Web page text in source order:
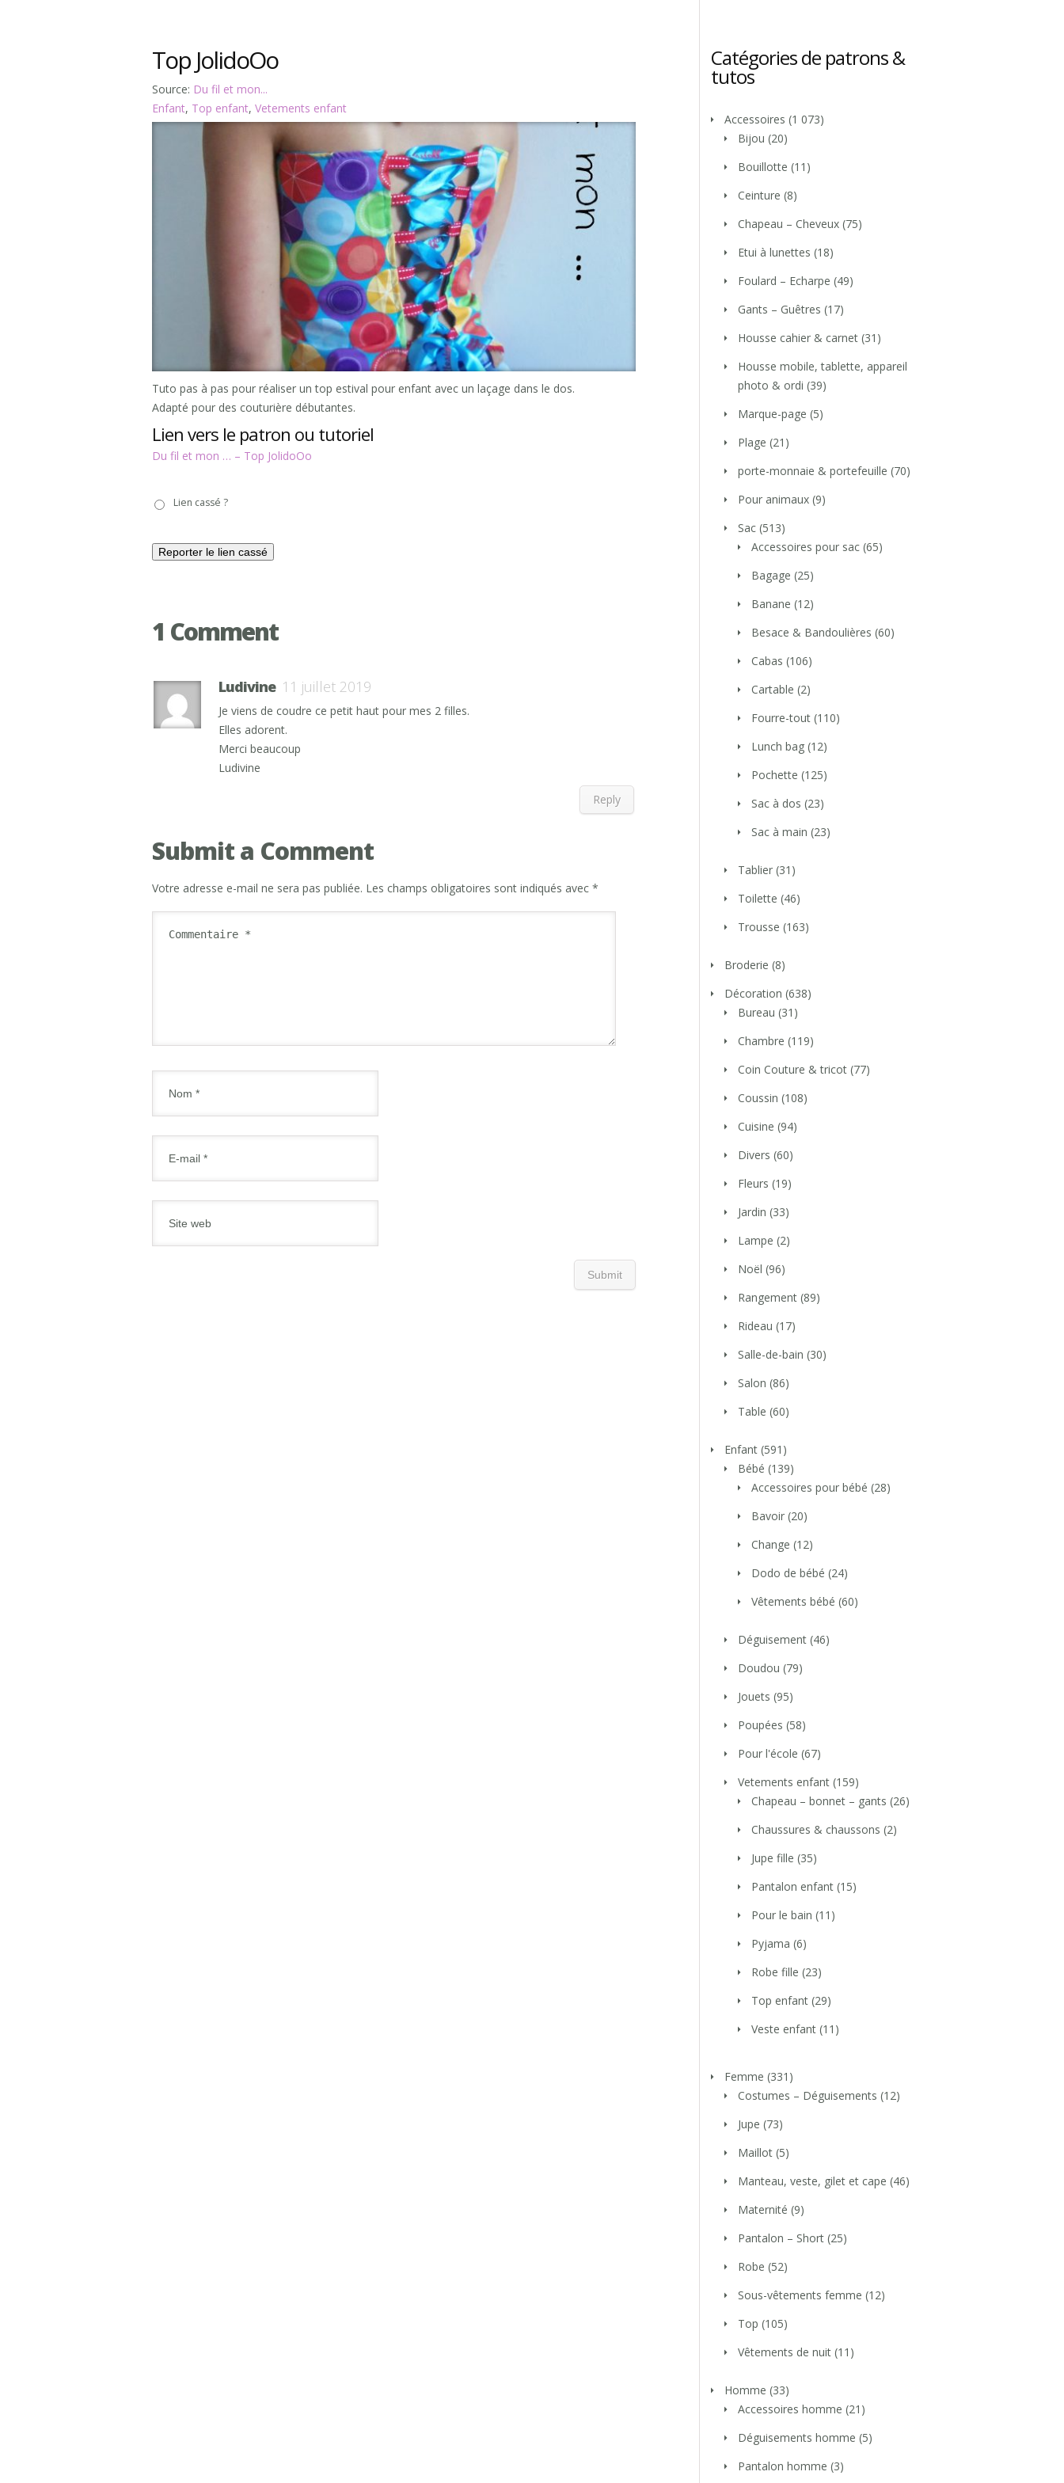
Top JolidoOo
Source: Du fil et mon...
Enfant, Top enfant, Vetements enfant
Tuto pas à pas pour réaliser un top estival pour enfant avec un laçage dans le dos.
Adapté pour des couturière débutantes.
Lien vers le patron ou tutoriel
Du fil et mon … – Top JolidoOo
casséLien cassé ?
1 Comment
Ludivine 11 juillet 2019
Je viens de coudre ce petit haut pour mes 2 filles.
Elles adorent.
Merci beaucoup
Ludivine
Reply
Submit a Comment
Votre adresse e-mail ne sera pas publiée. Les champs obligatoires sont indiqués avec *
Catégories de patrons &
tutos
Accessoires (1 073)
Bijou (20)
Bouillotte (11)
Ceinture (8)
Chapeau – Cheveux (75)
Etui à lunettes (18)
Foulard – Echarpe (49)
Gants – Guêtres (17)
Housse cahier & carnet (31)
Housse mobile, tablette, appareil
photo & ordi (39)
Marque-page (5)
Plage (21)
porte-monnaie & portefeuille (70)
Pour animaux (9)
Sac (513)
Accessoires pour sac (65)
Bagage (25)
Banane (12)
Besace & Bandoulières (60)
Cabas (106)
Cartable (2)
Fourre-tout (110)
Lunch bag (12)
Pochette (125)
Sac à dos (23)
Sac à main (23)
Tablier (31)
Toilette (46)
Trousse (163)
Broderie (8)
Décoration (638)
Bureau (31)
Chambre (119)
Coin Couture & tricot (77)
Coussin (108)
Cuisine (94)
Divers (60)
Fleurs (19)
Jardin (33)
Lampe (2)
Noël (96)
Rangement (89)
Rideau (17)
Salle-de-bain (30)
Salon (86)
Table (60)
Enfant (591)
Bébé (139)
Accessoires pour bébé (28)
Bavoir (20)
Change (12)
Dodo de bébé (24)
Vêtements bébé (60)
Déguisement (46)
Doudou (79)
Jouets (95)
Poupées (58)
Pour l'école (67)
Vetements enfant (159)
Chapeau – bonnet – gants (26)
Chaussures & chaussons (2)
Jupe fille (35)
Pantalon enfant (15)
Pour le bain (11)
Pyjama (6)
Robe fille (23)
Top enfant (29)
Veste enfant (11)
Femme (331)
Costumes – Déguisements (12)
Jupe (73)
Maillot (5)
Manteau, veste, gilet et cape (46)
Maternité (9)
Pantalon – Short (25)
Robe (52)
Sous-vêtements femme (12)
Top (105)
Vêtements de nuit (11)
Homme (33)
Accessoires homme (21)
Déguisements homme (5)
Pantalon homme (3)